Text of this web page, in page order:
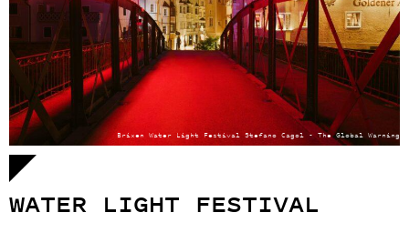
Brixen Water Light Festival Stefano Cagol - The Global Warning
WATER LIGHT FESTIVAL